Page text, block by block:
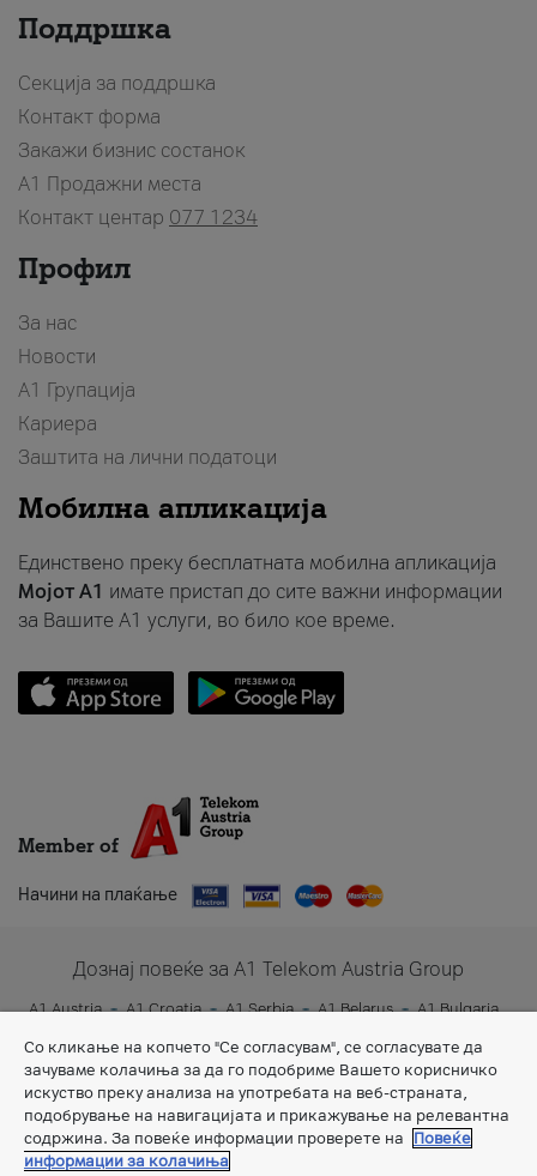
Поддршка
Секција за поддршка
Контакт форма
Закажи бизнис состанок
A1 Продажни места
Контакт центар 077 1234
Профил
За нас
Новости
А1 Групација
Кариера
Заштита на лични податоци
Мобилна апликација
Единствено преку бесплатната мобилна апликација
Мојот A1 имате пристап до сите важни информации
за Вашите A1 услуги, во било кое време.
Member of
Начини на плаќање
Дознај повеќе за A1 Telekom Austria Group
A1 Austria A1 Croatia A1 Serbia A1 Belarus
A1 Bulgaria
A1 Slovenia
A1 Digital
Со кликање на копчето "Се согласувам", се согласувате да
зачуваме колачиња за да го подобриме Вашето корисничко
искуство преку анализа на употребата на веб-страната,
подобрување на навигацијата и прикажување на релевантна
содржина. За повеќе информации проверете на
Повеќе
информации за колачиња